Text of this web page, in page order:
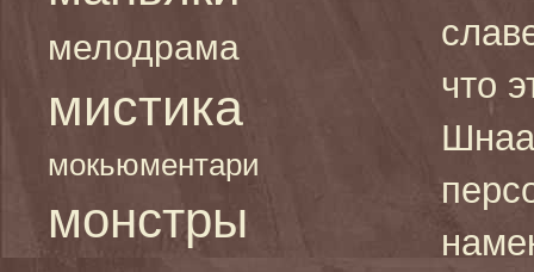
мелодрама
мистика
мокьюментари
монстры
что